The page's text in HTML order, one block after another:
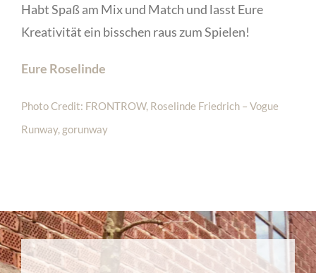
Habt Spaß am Mix und Match und lasst Eure
Kreativität ein bisschen raus zum Spielen!
Eure Roselinde
Photo Credit: FRONTROW, Roselinde Friedrich – Vogue
Runway, gorunway